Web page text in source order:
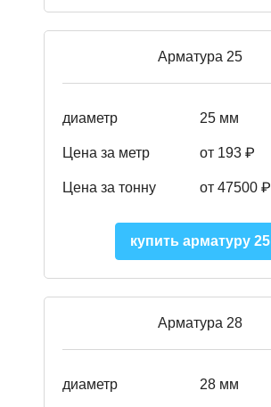
Арматура 25
диаметр 25 мм
Цена за метр от 193 ₽
Цена за тонну от 47500 ₽
купить арматуру 25
Арматура 28
диаметр 28 мм